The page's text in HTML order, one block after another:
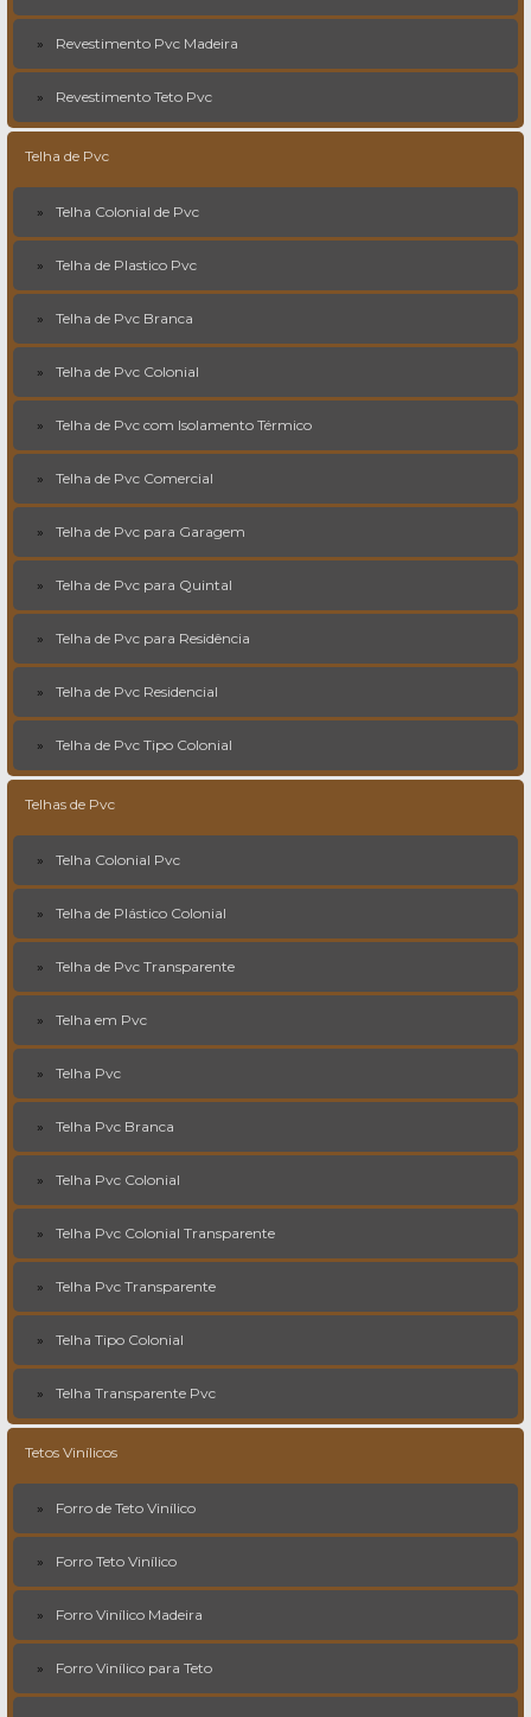
Revestimento Pvc Madeira
Revestimento Teto Pvc
Telha de Pvc
Telha Colonial de Pvc
Telha de Plastico Pvc
Telha de Pvc Branca
Telha de Pvc Colonial
Telha de Pvc com Isolamento Térmico
Telha de Pvc Comercial
Telha de Pvc para Garagem
Telha de Pvc para Quintal
Telha de Pvc para Residência
Telha de Pvc Residencial
Telha de Pvc Tipo Colonial
Telhas de Pvc
Telha Colonial Pvc
Telha de Plástico Colonial
Telha de Pvc Transparente
Telha em Pvc
Telha Pvc
Telha Pvc Branca
Telha Pvc Colonial
Telha Pvc Colonial Transparente
Telha Pvc Transparente
Telha Tipo Colonial
Telha Transparente Pvc
Tetos Vinílicos
Forro de Teto Vinílico
Forro Teto Vinílico
Forro Vinílico Madeira
Forro Vinílico para Teto